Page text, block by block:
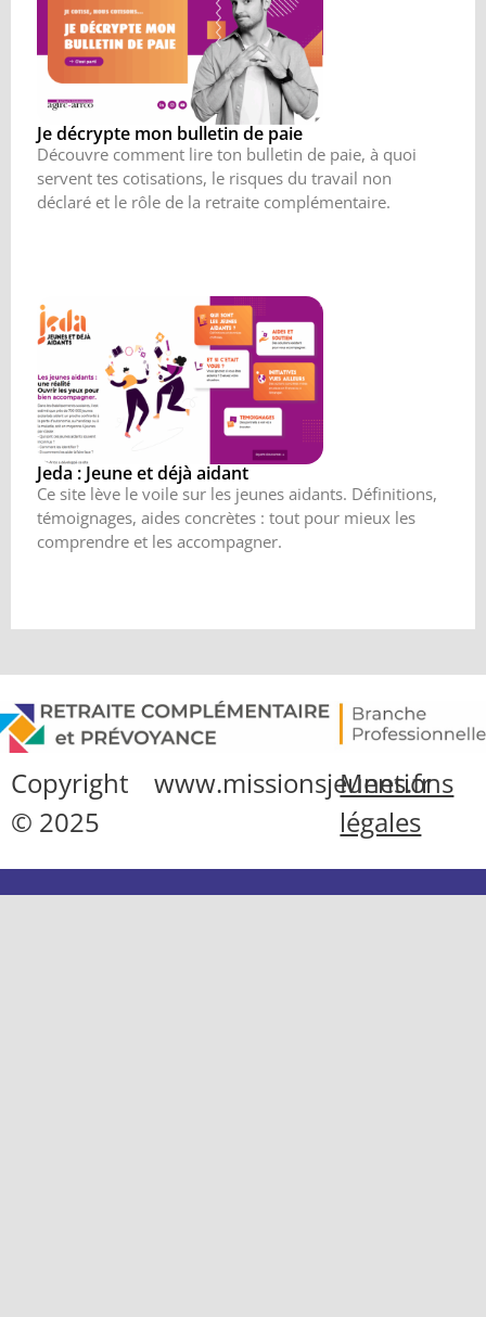
Je décrypte mon bulletin de paie
Découvre comment lire ton bulletin de paie, à quoi
servent tes cotisations, le risques du travail non
déclaré et le rôle de la retraite complémentaire.
Jeda : Jeune et déjà aidant
Ce site lève le voile sur les jeunes aidants. Définitions,
témoignages, aides concrètes : tout pour mieux les
comprendre et les accompagner.
Copyright
© 2025
www.missionsjeunes.fr
Mentions
légales